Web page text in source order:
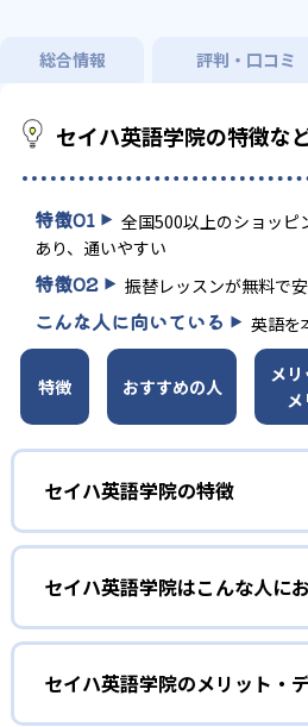
総合情報 評判・口コミ
セイハ英語学院の特徴な
特徴01
全国500以上のショッピ
あり、通いやすい
特徴02 振替レッスンが無料で
こんな人に向いている 英語を
特徴 おすすめの人
メ
セイハ英語学院の特徴
1
日本人と外国
セイハ英語学院では、日本人講師
の専門性を生かして同時に授業を
文法や日本語での解説を通して子
し、外国人講師はネイティブの発
行う。双方向のアクティブラーニ
セイハ英語学院はこんな人に
幼児
リスニングの基礎を
外国人講師によるフォニックス（
セイハ英語学院のメリット・